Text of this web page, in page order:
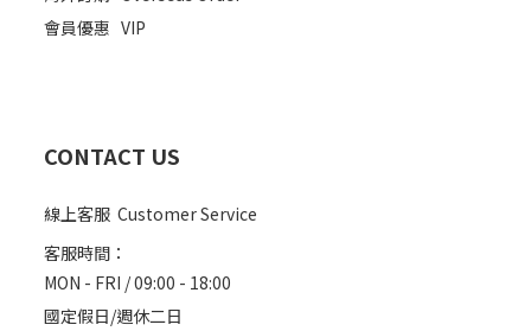
會員優惠 VIP
CONTACT US
線上客服 Customer Service
客服時間：
MON - FRI / 09:00 - 18:00
國定假日/週休二日